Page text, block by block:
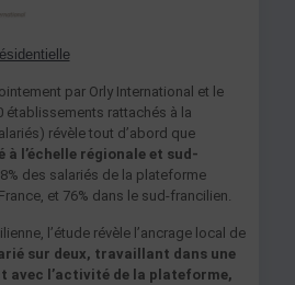
par Orly International et le
établissements rattachés à la
révèle tout d’abord que
l’échelle régionale et sud-
des salariés de la plateforme
et 76% dans le sud-francilien.
l’étude révèle l’ancrage local de
sur deux, travaillant dans une
avec l’activité de la plateforme,